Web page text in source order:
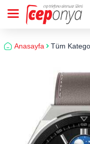
Anasayfa Tüm